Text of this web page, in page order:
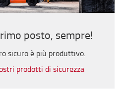
posto, sempre!
sicuro è più produttivo.
prodotti di sicurezza